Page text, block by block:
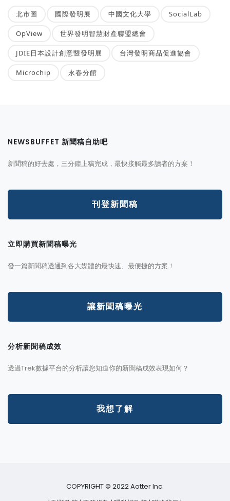
北市圖 國際發明展 中國文化大學 SocialLab
OpView 世界發明智慧財產聯盟總會
JDIE日本設計創意暨發明展 台灣發明商品促進協會
Microchip 永春分館
NEWSBUFFET 新聞稿自助吧
新聞稿的好去處，三分鐘上稿完成，最快接觸最多讀者的方案！
刊登新聞稿
立即購買新聞稿曝光
發一篇新聞稿透通到各大媒體的最快速、最便捷的方案！
讓新聞稿曝光
分析新聞稿成效
透過Trek數據平台的分析讓您知道你的新聞稿成效表現如何？
我想了解
COPYRIGHT © 2022 Aotter Inc.